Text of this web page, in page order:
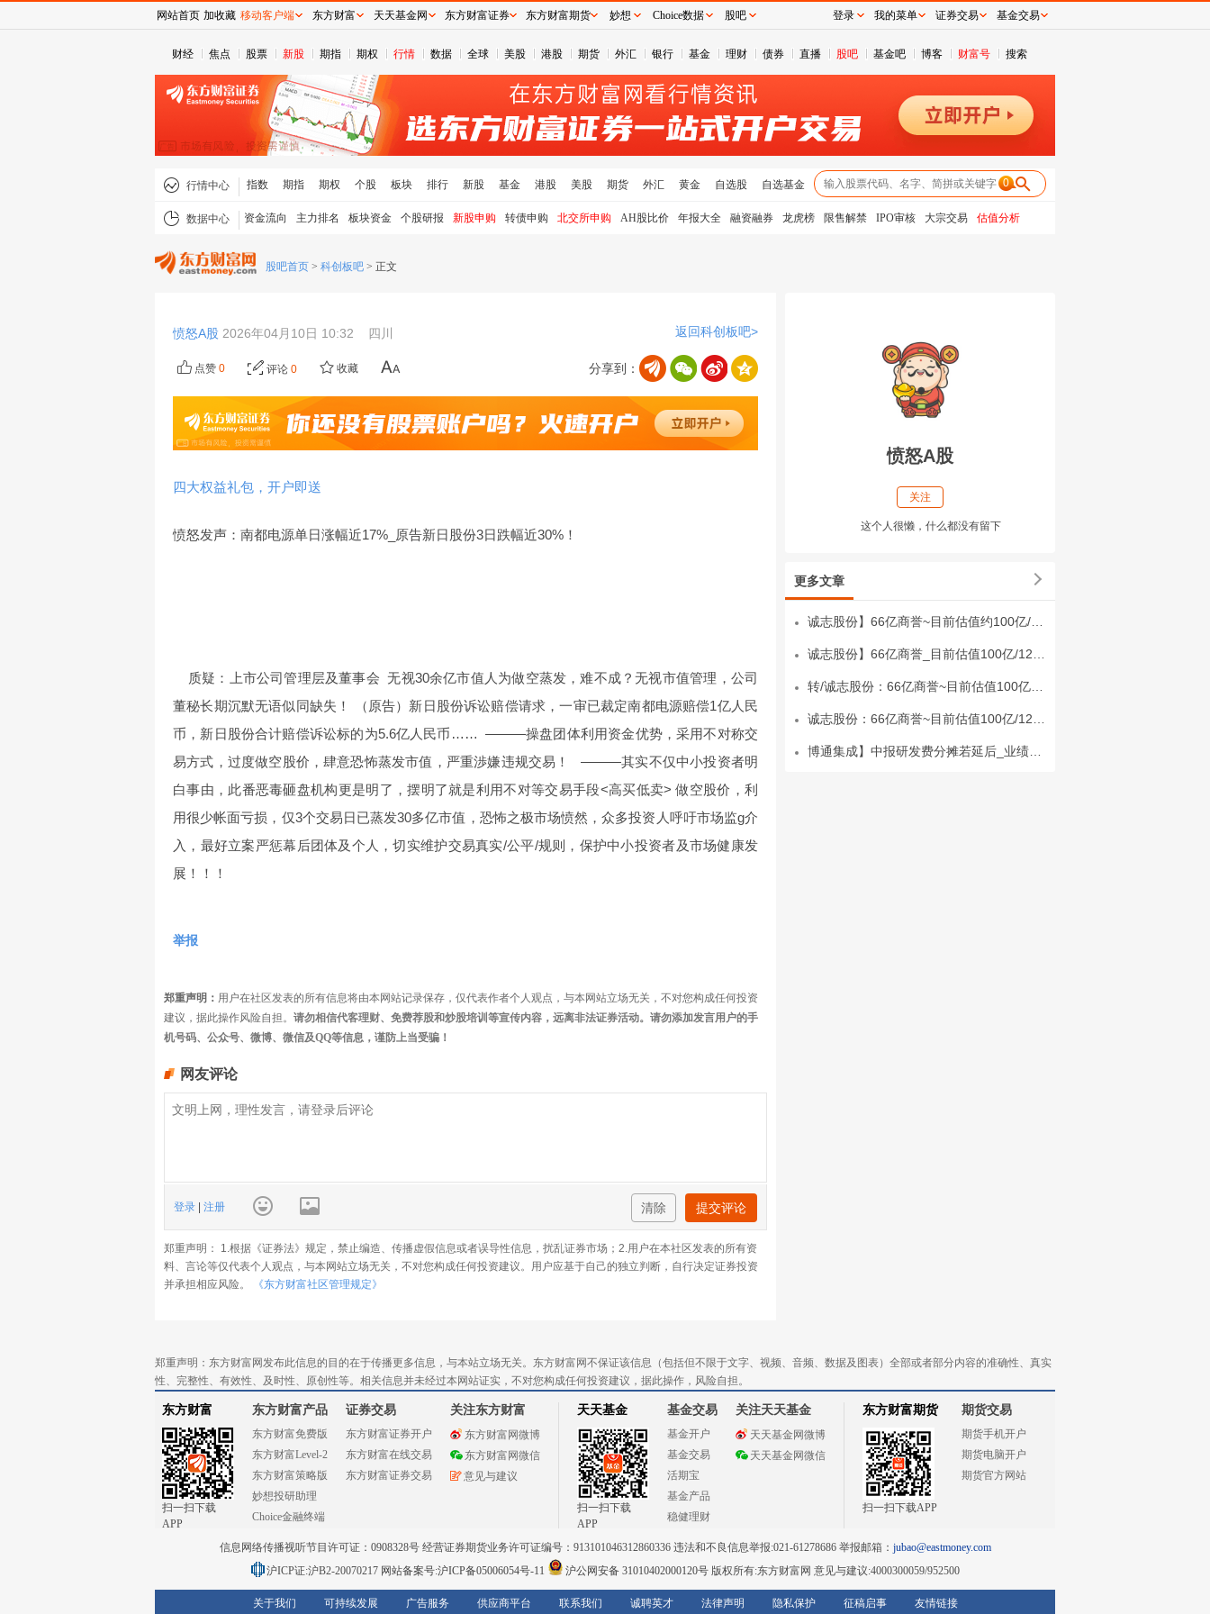
财经 焦点 股票 新股 期指 期权 行情 数据 全球 美股 港股 期货 外汇 银行 基金 理财 债券 直播 股吧 基金吧 博客 财富号 搜索
行情中心 指数 期指 期权 个股 板块 排行 新股 基金 港股 美股 期货 外汇 黄金 自选股 自选基金 0
数据中心 资金流向 主力排名 板块资金 个股研报 新股申购 转债申购 北交所申购 AH股比价 年报大全 融资融券 龙虎榜 限售解禁 IPO审核 大宗交易 估值分析
股吧首页 > 科创板吧 > 正文
愤怒A股 2026年04月10日 10:32 四川 返回科创板吧>
分享到：
点赞 0 评论 0 收藏
四大权益礼包，开户即送
愤怒发声：南都电源单日涨幅近17%_原告新日股份3日跌幅近30%！
质疑：上市公司管理层及董事会 无视30余亿市值人为做空蒸发，难不成？无视市值管理，公司
董秘长期沉默无语似同缺失！ （原告）新日股份诉讼赔偿请求，一审已裁定南都电源赔偿1亿人民
币，新日股份合计赔偿诉讼标的为5.6亿人民币…… ———操盘团体利用资金优势，采用不对称交
易方式，过度做空股价，肆意恐怖蒸发市值，严重渉嫌违规交易！ ———其实不仅中小投资者明
白事由，此番恶毒砸盘机构更是明了，摆明了就是利用不对等交易手段<高买低卖> 做空股价，利
用很少帐面亏损，仅3个交易日已蒸发30多亿市值，恐怖之极市场愤然，众多投资人呼吁市场监g介
入，最好立案严惩幕后团体及个人，切实维护交易真实/公平/规则，保护中小投资者及市场健康发
展！！！
举报
郑重声明： 用户在社区发表的所有信息将由本网站记录保存，仅代表作者个人观点，与本网站立场无关，不对您构成任何投资
建议，据此操作风险自担。 请勿相信代客理财、免费荐股和炒股培训等宣传内容，远离非法证券活动。请勿添加发言用户的手
机号码、公众号、微博、微信及QQ等信息，谨防上当受骗！
网友评论
登录 注册 清除 提交评论
郑重声明： 1.根据《证券法》规定，禁止编造、传播虚假信息或者误导性信息，扰乱证券市场；2.用户在本社区发表的所有资
料、言论等仅代表个人观点，与本网站立场无关，不对您构成任何投资建议。用户应基于自己的独立判断，自行决定证券投资
并承担相应风险。
《东方财富社区管理规定》
愤怒A股
关注
这个人很懒，什么都没有留下
更多文章
郑重声明：东方财富网发布此信息的目的在于传播更多信息，与本站立场无关。东方财富网不保证该信息（包括但不限于文字、视频、音频、数据及图表）全部或者部分内容的准确性、真实
性、完整性、有效性、及时性、原创性等。相关信息并未经过本网站证实，不对您构成任何投资建议，据此操作，风险自担。
东方财富
扫一扫下载
APP
东方财富产品
东方财富免费版
东方财富Level-2
东方财富策略版
妙想投研助理
Choice金融终端
证券交易
东方财富证券开户
东方财富在线交易
东方财富证券交易
关注东方财富
东方财富网微博
东方财富网微信
意见与建议
天天基金
扫一扫下载
APP
基金交易
基金开户
基金交易
活期宝
基金产品
稳健理财
关注天天基金
天天基金网微博
天天基金网微信
东方财富期货
扫一扫下载APP
期货交易
期货手机开户
期货电脑开户
期货官方网站
信息网络传播视听节目许可证：0908328号 经营证券期货业务许可证编号：913101046312860336 违法和不良信息举报:021-61278686 举报邮箱： jubao@eastmoney.com
沪ICP证:沪B2-20070217 网站备案号:沪ICP备05006054号-11 沪公网安备 31010402000120号版权所有:东方财富网 意见与建议:4000300059/952500
关于我们 可持续发展 广告服务 供应商平台 联系我们 诚聘英才 法律声明 隐私保护 征稿启事 友情链接
网站首页 加收藏 移动客户端 东方财富 天天基金网 东方财富证券 东方财富期货 妙想 Choice数据 股吧 登录 我的菜单 证券交易 基金交易